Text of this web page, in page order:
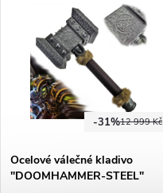
12 999 Kč
-31%
Ocelové válečné kladivo
"DOOMHAMMER-STEEL"